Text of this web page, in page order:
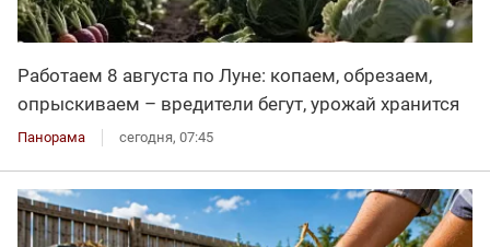
Работаем 8 августа по Луне: копаем, обрезаем,
опрыскиваем – вредители бегут, урожай хранится
Панорама сегодня, 07:45